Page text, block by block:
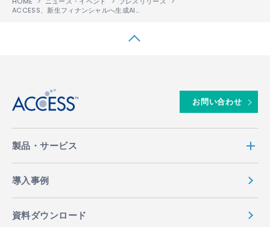
ACCESS、新生フィナンシャルへ生成AI技術を活用した「社内業務効率化チャットボット」のプロトタイプを開発・提供
お問い合わせ
製品・サービス
導入事例
資料ダウンロード